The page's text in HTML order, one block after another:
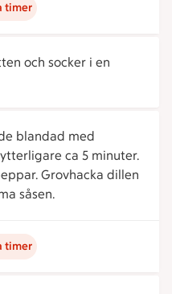
timer
och socker i en
blandad med
ca 5 minuter.
Grovhacka dillen
såsen.
timer